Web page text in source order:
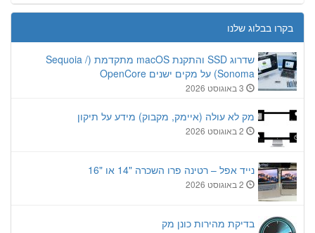
בקרו בבלוג שלנו
שדרוג SSD והתקנת macOS מתקדמת (Sequoia /
Sonoma) על מקים ישנים OpenCore
מק לא עולה (איימק, מקבוק) מידע על תיקון
נייד אפל – רטינה פרו השכרה "14 או "16
בדיקת מהירות כונן מק